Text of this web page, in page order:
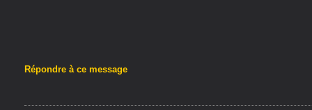
Répondre à ce message